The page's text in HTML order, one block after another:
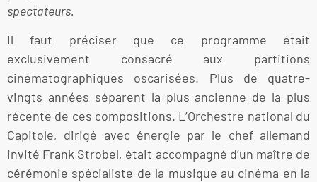
spectateurs.
Il faut préciser que ce programme était
exclusivement consacré aux partitions
cinématographiques oscarisées. Plus de quatre-
vingts années séparent la plus ancienne de la plus
récente de ces compositions. L’Orchestre national du
Capitole, dirigé avec énergie par le chef allemand
invité Frank Strobel, était accompagné d’un maître de
cérémonie spécialiste de la musique au cinéma en la